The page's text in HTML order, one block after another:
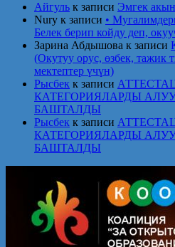
Айгуль к записи Эмгек
Nury к записи •
Белек берип койду деп,
Зарина Абдышова к записи
(Окутуу орус, өзбек, тажик
мектептер үчүн)
Рысбек к записи
КАТЕГОРИЯЛАРДЫ
БАШТАЛДЫ
Рысбек к записи
КАТЕГОРИЯЛАРДЫ
БАШТАЛДЫ